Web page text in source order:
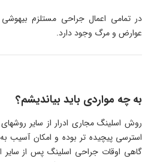
در تمامی اعمال جراحی مستلزم
عوارض و مرگ وجود دارد.
به چه مواردی باید بیاندیشم؟
روش اسلینگ مجاری ادرار از سایر
استرسی پیچیده ­تر بوده و امکان آسیب
گاهی اوقات جراحی اسلینگ پس از سایر